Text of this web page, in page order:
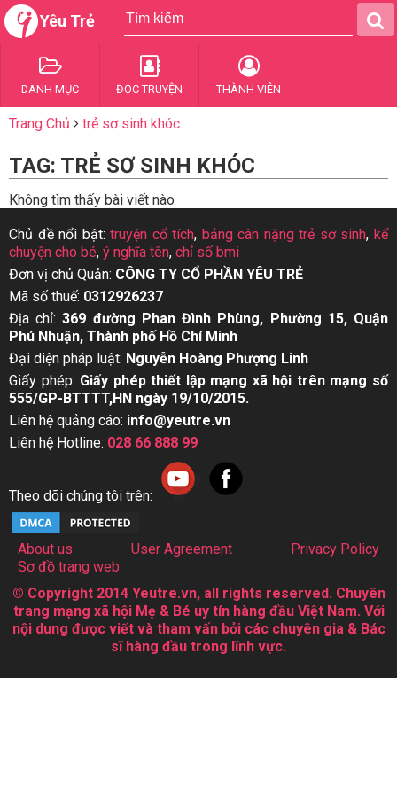
Yêu Trẻ
DANH MỤC ĐỌC TRUYỆN THÀNH VIÊN
Trang Chủ trẻ sơ sinh khóc
TAG: TRẺ SƠ SINH KHÓC
Không tìm thấy bài viết nào
Chủ đề nổi bật:truyện cổ tích, bảng cân nặng trẻ sơ sinh,kể
chuyện cho bé, ý nghĩa tên, chỉ số bmi
Đơn vị chủ Quản: CÔNG TY CỔ PHẦN YÊU TRẺ
Mã số thuế: 0312926237
Địa chỉ:369 đường Phan Đình Phùng, Phường 15, Quận
Phú Nhuận, Thành phố Hồ Chí Minh
Đại diện pháp luật: Nguyễn Hoàng Phượng Linh
Giấy phép: Giấy phép thiết lập mạng xã hội trên mạng số
555/GP-BTTTT,HN ngày 19/10/2015.
Liên hệ quảng cáo: info@yeutre.vn
Liên hệ Hotline: 028 66 888 99
Theo dõi chúng tôi trên:
About us User Agreement
Privacy Policy
Sơ đồ trang web
© Copyright 2014 Yeutre.vn, all rights reserved. Chuyên
trang mạng xã hội Mẹ & Bé uy tín hàng đầu Việt Nam. Với
nội dung được viết và tham vấn bởi các chuyên gia & Bác
sĩ hàng đầu trong lĩnh vực.